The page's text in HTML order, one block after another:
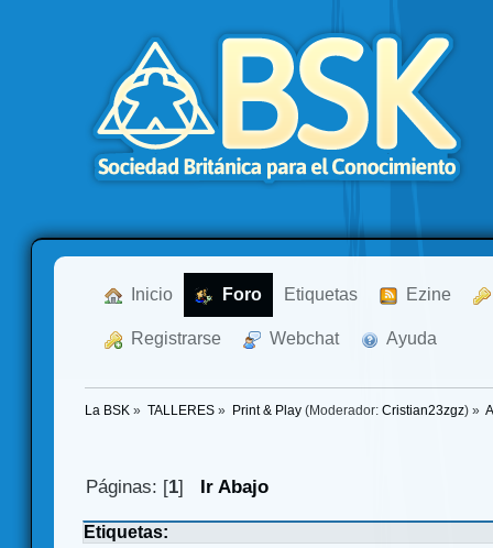
Inicio Foro Etiquetas Ezine
Registrarse Webchat Ayuda
La BSK » TALLERES» Print & Play(Moderador: Cristian23zgz) »
Páginas: [1] Ir Abajo
Etiquetas: